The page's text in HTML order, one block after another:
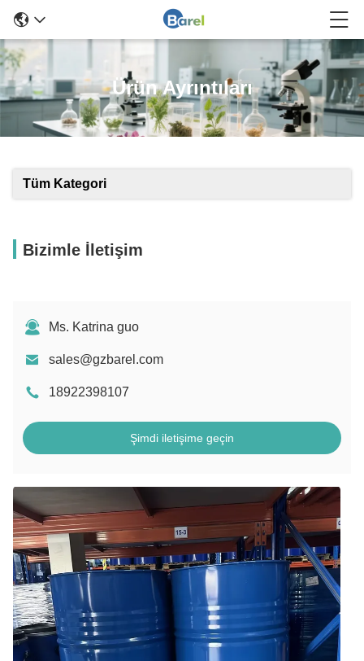
Ürün Ayrıntıları
Tüm Kategori
Bizimle İletişim
Ms. Katrina guo
sales@gzbarel.com
18922398107
Şimdi iletişime geçin